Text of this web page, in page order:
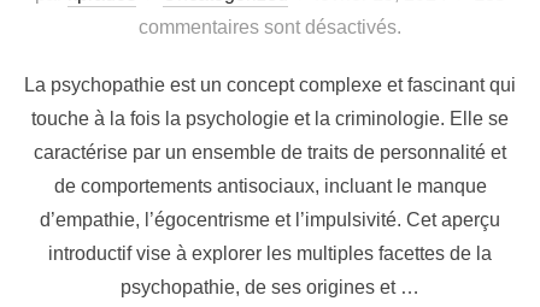
le
commentaires sont désactivés.
La psychopathie est un concept complexe et fascinant qui
touche à la fois la psychologie et la criminologie. Elle se
caractérise par un ensemble de traits de personnalité et
de comportements antisociaux, incluant le manque
d’empathie, l’égocentrisme et l’impulsivité. Cet aperçu
introductif vise à explorer les multiples facettes de la
psychopathie, de ses origines et …